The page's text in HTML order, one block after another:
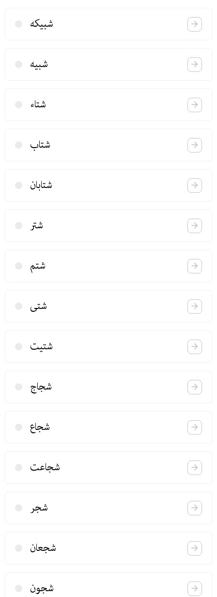
شبیكه
شبیه
شتاء
شتاب
شتابان
شتر
شتم
شتی
شتیت
شجاج
شجاع
شجاعت
شجر
شجعان
شجون